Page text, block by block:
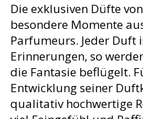
Die exklusiven Düfte
besondere Momente
Parfumeurs. Jeder Duft
Erinnerungen, so
die Fantasie beflügelt.
Entwicklung seiner
qualitativ hochwertige